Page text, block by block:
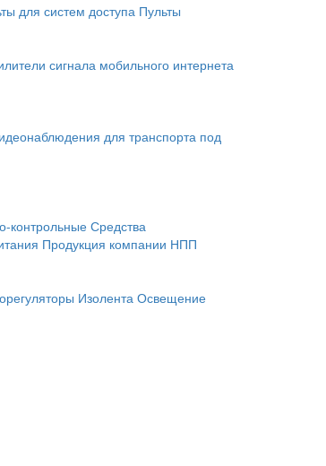
для систем доступа Пульты
сигнала мобильного интернета
для транспорта под
контрольныеСредства
Продукция компании НПП
Изолента Освещение